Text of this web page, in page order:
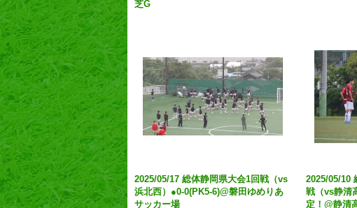
芝G
2025/05/17 総体静岡県大会1回戦（vs
浜北西）●0-0(PK5-6)@磐田ゆめりあ
サッカー場
2025/05/10
戦（vs静清
定！@静清